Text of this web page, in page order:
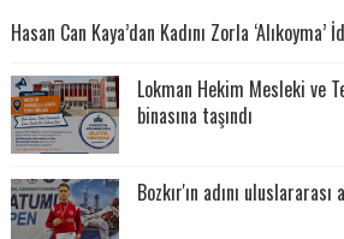
Hasan Can Kaya’dan Kadını Zorla ‘Alıkoyma’
Lokman Hekim Mesleki ve
binasına taşındı
Bozkır'ın adını